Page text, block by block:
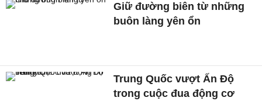
Giữ đường biên từ những
buôn làng yên ổn
Trung Quốc vượt Ấn Độ
trong cuộc đua động cơ